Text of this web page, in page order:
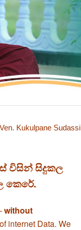
Kukulpane Sudassi
විසින් සිදුකල
කෙරේ.
without
internet Data. We